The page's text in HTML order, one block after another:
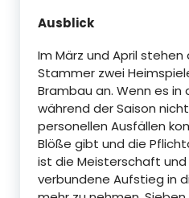
Ausblick
Im März und April
Stammer zwei
Brambau an. Wenn es in
während der Saison
personellen Ausfällen
Blöße gibt und die
ist die Meisterschaft
verbundene Aufstieg in